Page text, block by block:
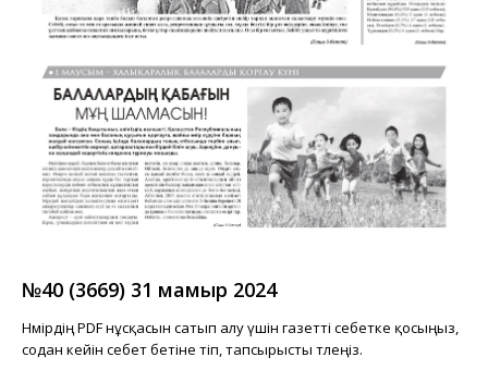
№40 (3669) 31 мамыр 2024
Нөмірдің PDF нұсқасын сатып алу үшін газетті себетке қосыңыз,
содан кейін себет бетіне өтіп, тапсырысты төлеңіз.